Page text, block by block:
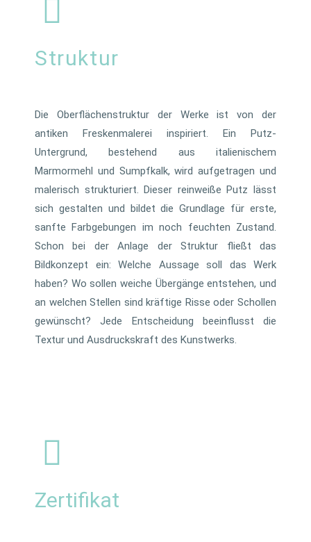
Struktur
Die Oberflächenstruktur der Werke ist von der
antiken Freskenmalerei inspiriert. Ein Putz-
Untergrund, bestehend aus italienischem
Marmormehl und Sumpfkalk, wird aufgetragen und
malerisch strukturiert. Dieser reinweiße Putz lässt
sich gestalten und bildet die Grundlage für erste,
sanfte Farbgebungen im noch feuchten Zustand.
Schon bei der Anlage der Struktur fließt das
Bildkonzept ein: Welche Aussage soll das Werk
haben? Wo sollen weiche Übergänge entstehen, und
an welchen Stellen sind kräftige Risse oder Schollen
gewünscht? Jede Entscheidung beeinflusst die
Textur und Ausdruckskraft des Kunstwerks.
Zertifikat